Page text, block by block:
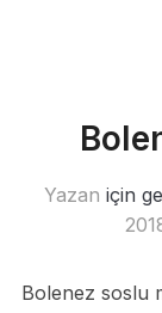
Yazan için
Bolenez soslu